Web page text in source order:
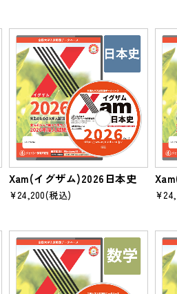
Xam(イグザム)2026日本史
¥24,200(税込)